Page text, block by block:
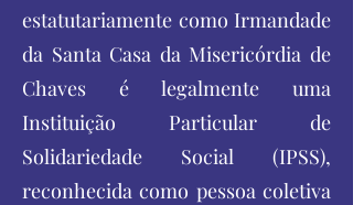
estatutariamente como Irmandade
da Santa Casa da Misericórdia de
Chaves é legalmente uma
Instituição Particular de
Solidariedade Social (IPSS),
reconhecida como pessoa coletiva